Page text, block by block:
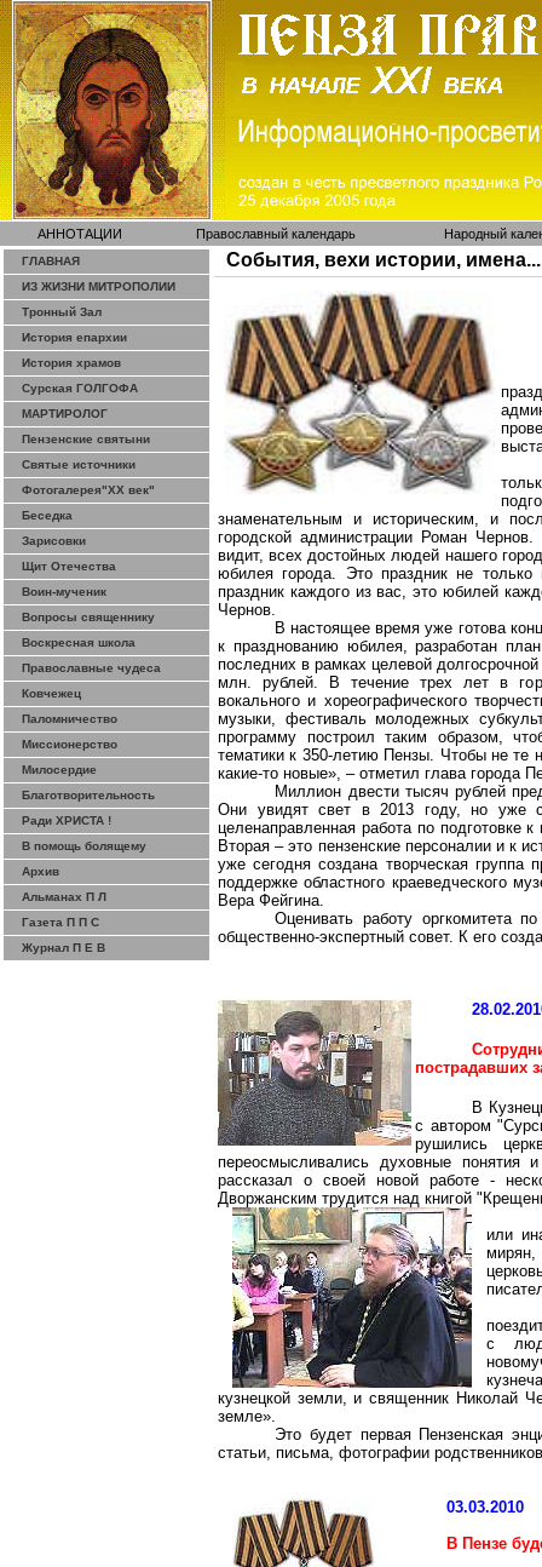
АННОТАЦИИ Православный календарь Народный
ГЛАВНАЯ
ИЗ ЖИЗНИ МИТРОПОЛИИ
Тронный Зал
История епархии
История храмов
Сурская ГОЛГОФА
МАРТИРОЛОГ
Пензенские святыни
Святые источники
Фотогалерея"ХХ век"
Беседка
Зарисовки
Щит Отечества
Воин-мученик
Вопросы священнику
Воскресная школа
Православные чудеса
Ковчежец
Паломничество
Миссионерство
Милосердие
Благотворительность
Ради ХРИСТА !
В помощь болящему
Архив
Альманах П Л
Газета П П С
Журнал П Е В
События, вехи истории, имена...
знаменательным и историческим, и
городской администрации Роман
видит, всех достойных людей нашего
юбилея города. Это праздник не
праздник каждого из вас, это юбилей
Чернов.
В настоящее время уже готова
к празднованию юбилея, разработан
последних в рамках целевой
млн. рублей. В течение трех лет в
вокального и хореографического
музыки, фестиваль молодежных
программу построил таким образом,
тематики к 350-летию Пензы. Чтобы не те
какие-то новые», – отметил глава города
Миллион двести тысяч рублей
Они увидят свет в 2013 году, но уже
целенаправленная работа по подготовке
Вторая – это пензенские персоналии и к
уже сегодня создана творческая группа
поддержке областного краеведческого
Вера Фейгина.
Оценивать работу оргкомитета
общественно-экспертный совет. К его
пострадавших
В
с автором
рушились
переосмысливались духовные понятия
рассказал о своей новой работе -
Дворжанским трудится над книгой
или
мирян,
с
кузнецкой земли, и священник Николай
земле».
Это будет первая Пензенская
статьи, письма, фотографии
03.03.2010
В Пензе